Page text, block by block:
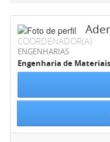
COORDENADOR(A)
ENGENHARIAS
Engenharia de